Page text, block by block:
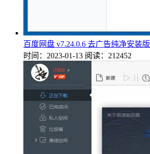
百度网盘 v7.24.0.6 去广告纯净安装版
时间：2023-01-13 阅读：212452